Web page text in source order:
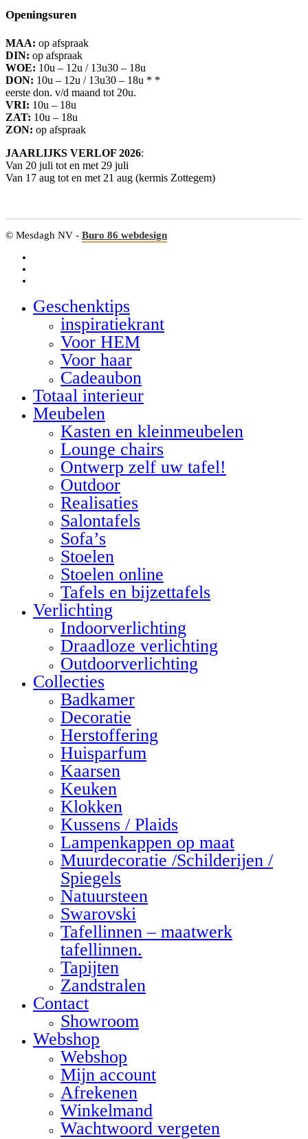
Openingsuren
MAA: op afspraak
DIN: op afspraak
WOE: 10u – 12u / 13u30 – 18u
DON: 10u – 12u / 13u30 – 18u * *
eerste don. v/d maand tot 20u.
VRI: 10u – 18u
ZAT: 10u – 18u
ZON: op afspraak
JAARLIJKS VERLOF 2026:
Van 20 juli tot en met 29 juli
Van 17 aug tot en met 21 aug (kermis Zottegem)
© Mesdagh NV - Buro 86 webdesign
Geschenktips
inspiratiekrant
Voor HEM
Voor haar
Cadeaubon
Totaal interieur
Meubelen
Kasten en kleinmeubelen
Lounge chairs
Ontwerp zelf uw tafel!
Outdoor
Realisaties
Salontafels
Sofa’s
Stoelen
Stoelen online
Tafels en bijzettafels
Verlichting
Indoorverlichting
Draadloze verlichting
Outdoorverlichting
Collecties
Badkamer
Decoratie
Herstoffering
Huisparfum
Kaarsen
Keuken
Klokken
Kussens / Plaids
Lampenkappen op maat
Muurdecoratie /Schilderijen /
Spiegels
Natuursteen
Swarovski
Tafellinnen – maatwerk
tafellinnen.
Tapijten
Zandstralen
Contact
Showroom
Webshop
Webshop
Mijn account
Afrekenen
Winkelmand
Wachtwoord vergeten